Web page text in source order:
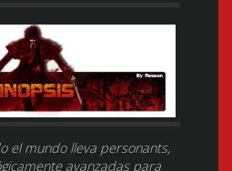
el mundo lleva personants,
avanzadas para